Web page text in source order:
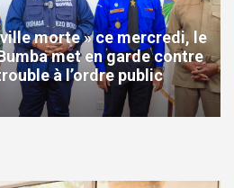
morte » ce mercredi, le
met en garde contre
à l’ordre public